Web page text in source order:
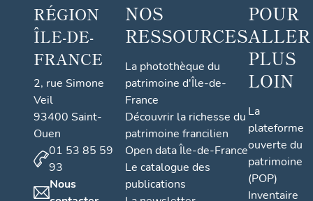
RÉGION
ÎLE-DE-
FRANCE
2, rue Simone
Veil
93400 Saint-
Ouen
01 53 85 59
93
Nous
NOS
RESSOURCES
La photothèque du
patrimoine d'Île-de-
France
Découvrir la richesse du
patrimoine francilien
Open data Île-de-France
Le catalogue des
publications
POUR
ALLER
PLUS
LOIN
La
plateforme
ouverte du
patrimoine
(POP)
Inventaire